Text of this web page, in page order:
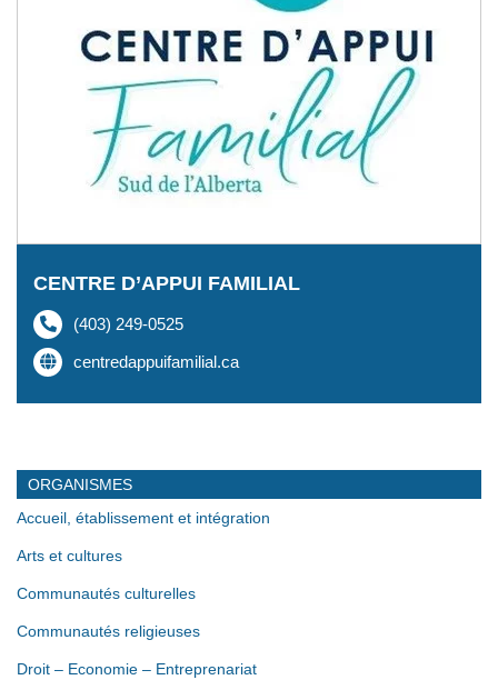
CENTRE D’APPUI FAMILIAL
(403) 249-0525
centredappuifamilial.ca
ORGANISMES
Accueil, établissement et intégration
Arts et cultures
Communautés culturelles
Communautés religieuses
Droit – Economie – Entreprenariat